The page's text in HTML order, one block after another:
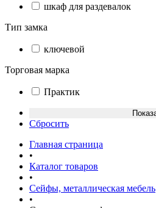
шкаф для раздевалок
Тип замка
ключевой
Торговая марка
Практик
Сбросить
Главная страница
•
Каталог товаров
•
Сейфы, металлическая мебель
•